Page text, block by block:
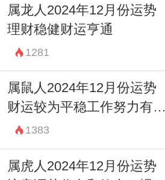
属龙人2024年12月份运势
理财稳健财运亨通
1281
属鼠人2024年12月份运势
财运较为平稳工作努力有回
报 1383
属虎人2024年12月份运势